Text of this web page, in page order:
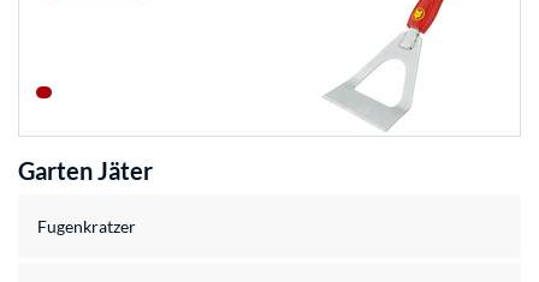
Garten Jäter
Fugenkratzer